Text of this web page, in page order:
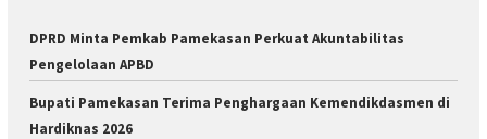
DPRD Minta Pemkab Pamekasan Perkuat Akuntabilitas
Pengelolaan APBD
Bupati Pamekasan Terima Penghargaan Kemendikdasmen di
Hardiknas 2026